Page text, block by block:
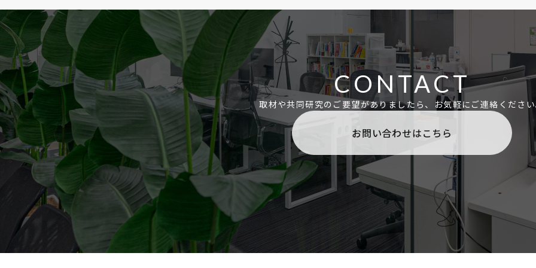
かした
大規模言語モデル講座を実施しています。
また、急速に蓄積が進む神経科学知見を踏まえつつ、脳の計
算機能を支える、情報表現、機構、アルゴリズム、アーキテ
クチャなどを解き明かす研究にも取り組んでいます。
研究室メンバーの論文はこれまでトップティアの国際学会
（ICLR、NeurIPS、ICML）にも数多く採録され、学生も工
学系研究科長賞を始めとする賞を受賞しています。様々な専
門性をもつ研究者が集まり切磋琢磨する環境で、毎週の最新
論文の輪読会や海外の第一人者や外部有識者を招いた講演
会・意見交換会を開催するなど、意欲のある学生・研究者が
活躍できる環境を整えています。
研究室では、 ディープラーニングの輪読を毎週開催するとと
DL hacksという実装に関しての勉強会も開催してい
ます。2015年度からは
を行い、
現在年間約1万名の学生・社会人が講義を受講しています。
CONTACT
取材や共同研究のご要望がありましたら、 お気軽にご連絡くださ
お問い合わせはこちら